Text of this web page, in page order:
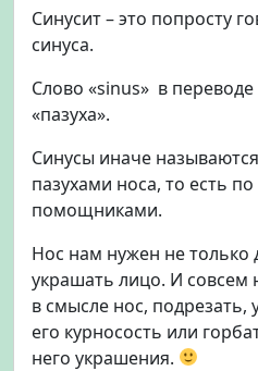
ь
к
о
м
н
д
о
в
а
Синусит – это попросту
синуса.
Слово «sinus» в переводе
«пазуха».
Синусы иначе
пазухами носа, то есть
помощниками.
Нос нам нужен не только
украшать лицо. И совсем
в смысле нос, подрезать,
его курносость или
него украшения.